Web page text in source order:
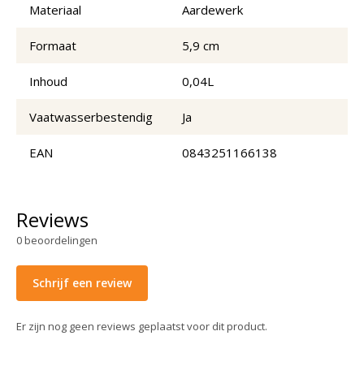
Materiaal Aardewerk
Formaat 5,9 cm
Inhoud 0,04L
Vaatwasserbestendig Ja
EAN 0843251166138
Reviews
0beoordelingen
Schrijf een review
Er zijn nog geen reviews geplaatst voor dit product.